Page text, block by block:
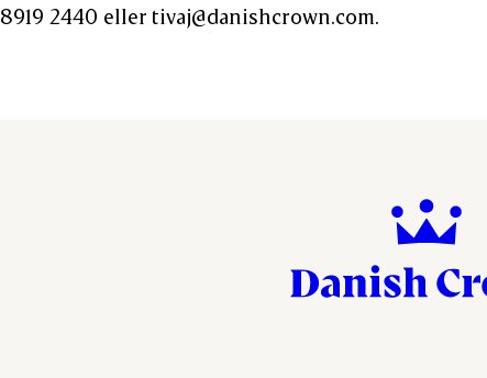
8919 2440 eller tivaj@danishcrown.com.